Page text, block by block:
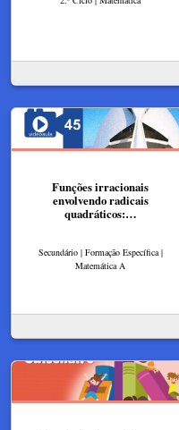
Funções irracionais
envolvendo radicais
quadráticos:…
Secundário | Formação Específica |
Matemática A